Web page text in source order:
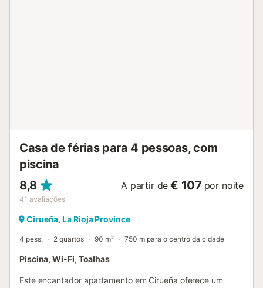
Casa de férias para 4 pessoas, com
piscina
8,8
41 avaliações
A partir de € 107 por noite
Cirueña, La Rioja Province
4 pess. 2 quartos 90 m² 750 m para o centro da cidade
Piscina, Wi-Fi, Toalhas
Este encantador apartamento em Cirueña oferece um